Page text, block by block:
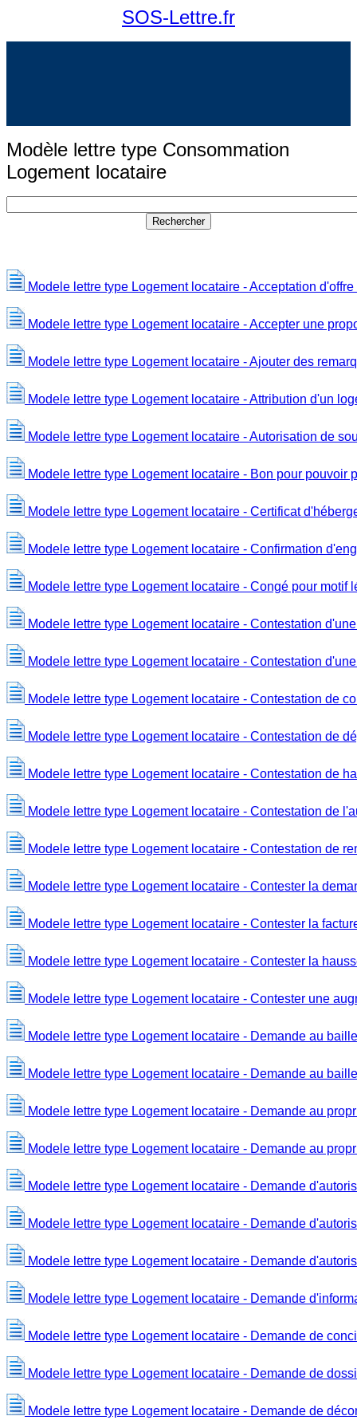
SOS-Lettre.fr
Modèle lettre type Consommation
Logement locataire
Modele lettre type Logement locataire - Acceptation
Modele lettre type Logement locataire - Accepter une
Modele lettre type Logement locataire - Ajouter des
Modele lettre type Logement locataire - Attribution d'un
Modele lettre type Logement locataire - Autorisation de
Modele lettre type Logement locataire - Bon pour pouvoir
Modele lettre type Logement locataire - Certificat
Modele lettre type Logement locataire - Confirmation
Modele lettre type Logement locataire - Congé pour motif
Modele lettre type Logement locataire - Contestation
Modele lettre type Logement locataire - Contestation
Modele lettre type Logement locataire - Contestation de
Modele lettre type Logement locataire - Contestation de
Modele lettre type Logement locataire - Contestation de
Modele lettre type Logement locataire - Contestation de
Modele lettre type Logement locataire - Contestation de
Modele lettre type Logement locataire - Contester la
Modele lettre type Logement locataire - Contester la
Modele lettre type Logement locataire - Contester la
Modele lettre type Logement locataire - Contester une
Modele lettre type Logement locataire - Demande au
Modele lettre type Logement locataire - Demande au
Modele lettre type Logement locataire - Demande au
Modele lettre type Logement locataire - Demande au
Modele lettre type Logement locataire - Demande
Modele lettre type Logement locataire - Demande
Modele lettre type Logement locataire - Demande
Modele lettre type Logement locataire - Demande
Modele lettre type Logement locataire - Demande de
Modele lettre type Logement locataire - Demande de
Modele lettre type Logement locataire - Demande de